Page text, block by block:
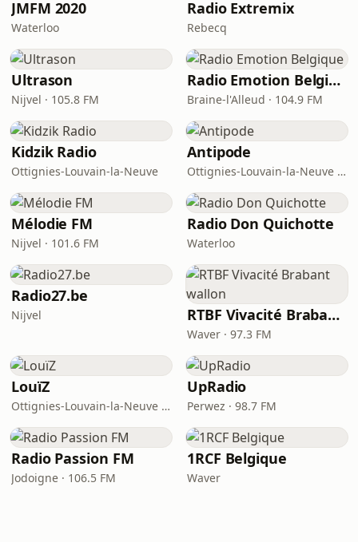
JMFM 2020
Waterloo
Radio Extremix
Rebecq
Ultrason
Nijvel · 105.8 FM
Radio Emotion Belgique
Braine-l'Alleud · 104.9 FM
Kidzik Radio
Ottignies-Louvain-la-Neuve
Antipode
Ottignies-Louvain-la-Neuve · 94.1 FM
Mélodie FM
Nijvel · 101.6 FM
Radio Don Quichotte
Waterloo
Radio27.be
Nijvel RTBF Vivacité Brabant wallon
Waver · 97.3 FM
LouïZ
Ottignies-Louvain-la-Neuve · 104.8 FM
UpRadio
Perwez · 98.7 FM
Radio Passion FM
Jodoigne · 106.5 FM
1RCF Belgique
Waver